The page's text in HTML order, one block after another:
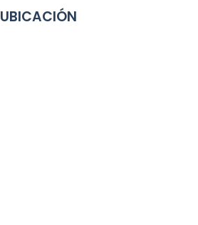
UBICACIÓN